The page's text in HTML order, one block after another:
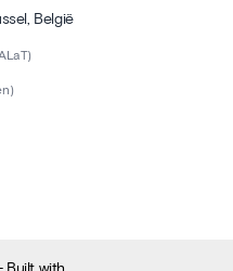
België
Built with